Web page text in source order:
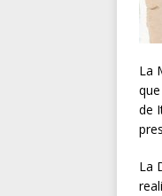
La
de
La